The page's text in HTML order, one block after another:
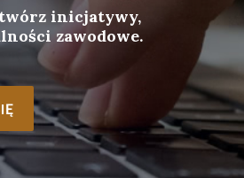
inicjatywy,
zawodowe.